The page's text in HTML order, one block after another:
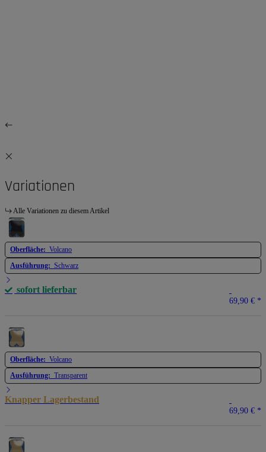
Variationen
Alle Variationen zu diesem Artikel
Oberfläche: Volcano
Ausführung: Schwarz
sofort lieferbar
69,90 € *
Oberfläche: Volcano
Ausführung: Transparent
Knapper Lagerbestand
69,90 € *